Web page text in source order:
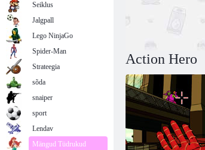
Action Hero
Seiklus
Jalgpall
Lego NinjaGo
Spider-Man
Strateegia
sõda
snaiper
sport
Lendav
Mängud Tüdrukud